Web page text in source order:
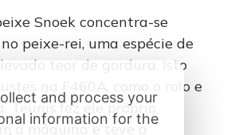
Snoek concentra-se
peixe-rei, uma espécie de
teor de gordura. Isto
na F460A, como o rolo e
Teunis fez ele próprio
a máquina e teve a
and process your
information for the